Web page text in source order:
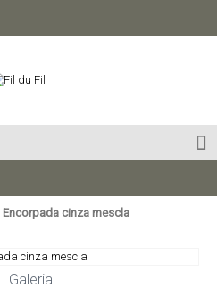
cinza mescla
Galeria